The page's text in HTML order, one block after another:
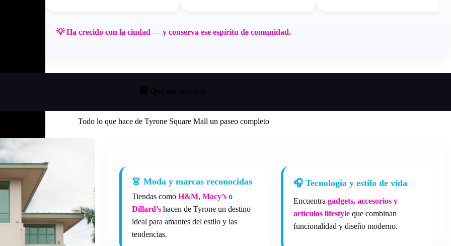
💡 Ha crecido con la ciudad — y conserva ese espíritu de comunidad.
Todo lo que hace de Tyrone Square Mall un paseo completo
👗 Moda y marcas reconocidas
Tiendas como H&M, Macy’so
Dillard’shacen de Tyrone un destino
ideal para amantes del estilo y las
tendencias.
🎧 Tecnología y estilo de vida
Encuentra gadgets, accesorios y
artículos lifestyleque combinan
funcionalidad y diseño moderno.